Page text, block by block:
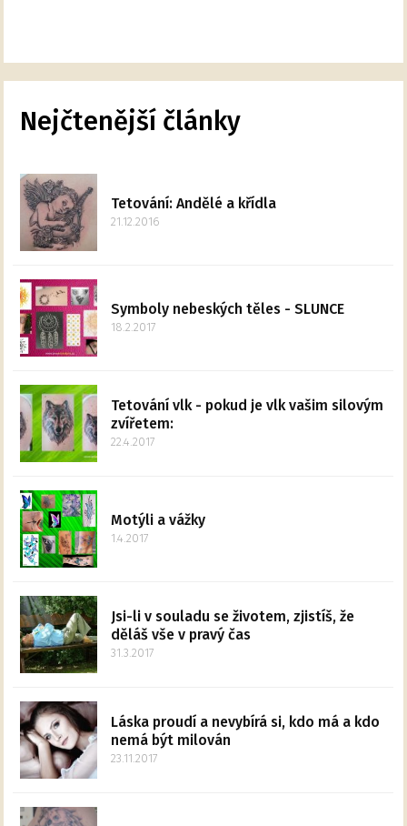
Nejčtenější články
Tetování: Andělé a křídla
21.12.2016
Symboly nebeských těles - SLUNCE
18.2.2017
Tetování vlk - pokud je vlk vašim silovým
zvířetem:
22.4.2017
Motýli a vážky
1.4.2017
Jsi-li v souladu se životem, zjistíš, že
děláš vše v pravý čas
31.3.2017
Láska proudí a nevybírá si, kdo má a kdo
nemá být milován
23.11.2017